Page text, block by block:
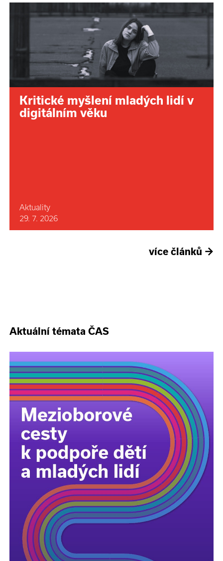
Kritické myšlení mladých lidí v
digitálním věku
Aktuality
29. 7. 2026
více článků →
Aktuální témata ČAS